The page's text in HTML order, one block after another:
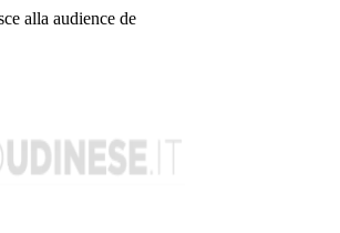
alla audience de